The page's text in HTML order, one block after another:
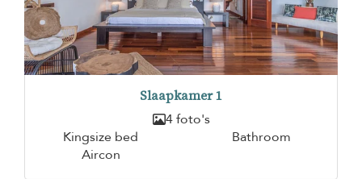
Slaapkamer 1
4 foto's
Kingsize bed
Bathroom
Aircon